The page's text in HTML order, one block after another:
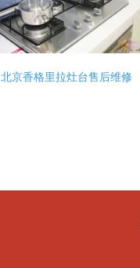
北京香格里拉灶台售后维修